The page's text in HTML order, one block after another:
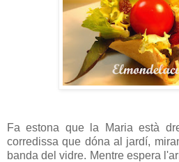
Fa estona que la Maria està
corredissa que dóna al jardí,
banda del vidre. Mentre espera